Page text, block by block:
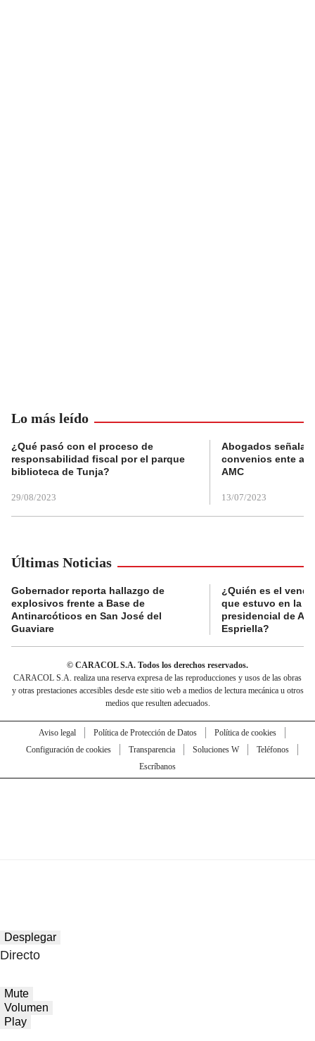
Lo más leído
¿Qué pasó con el proceso de
responsabilidad fiscal por el parque
biblioteca de Tunja?
29/08/2023
Abogados
convenios ente
AMC
13/07/2023
Últimas Noticias
Gobernador reporta hallazgo de
explosivos frente a Base de
Antinarcóticos en San José del
Guaviare
¿Quién es el
que estuvo en la
presidencial de
Espriella?
© CARACOL S.A. Todos los derechos reservados.
CARACOL S.A. realiza una reserva expresa de las reproducciones y usos de las obras
y otras prestaciones accesibles desde este sitio web a medios de lectura mecánica u otros
medios que resulten adecuados.
Aviso legal Política de Protección de Datos
Política de cookies
Configuración de cookies
Transparencia Soluciones W
Teléfonos
Escríbanos
Desplegar
Directo
Mute
Volumen
Play